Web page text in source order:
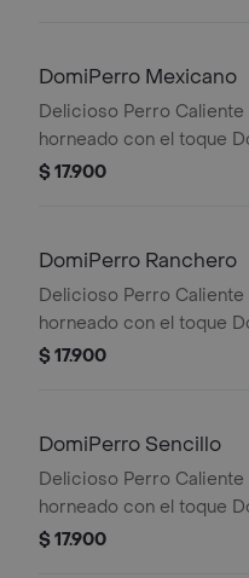
DomiPerro Mexicano
Delicioso Perro
horneado con el toque
hecho con masa pan
$ 17.900
DomiPerro Ranchero
Delicioso Perro
horneado con el toque
hecho con masa pan
$ 17.900
DomiPerro Sencillo
Delicioso Perro
horneado con el toque
hecho con masa pan
$ 17.900